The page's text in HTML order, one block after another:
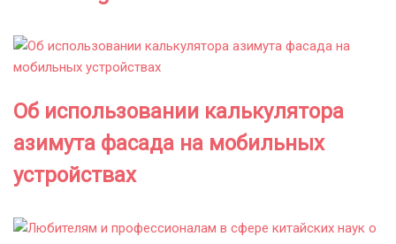
Об использовании калькулятора
азимута фасада на мобильных
устройствах